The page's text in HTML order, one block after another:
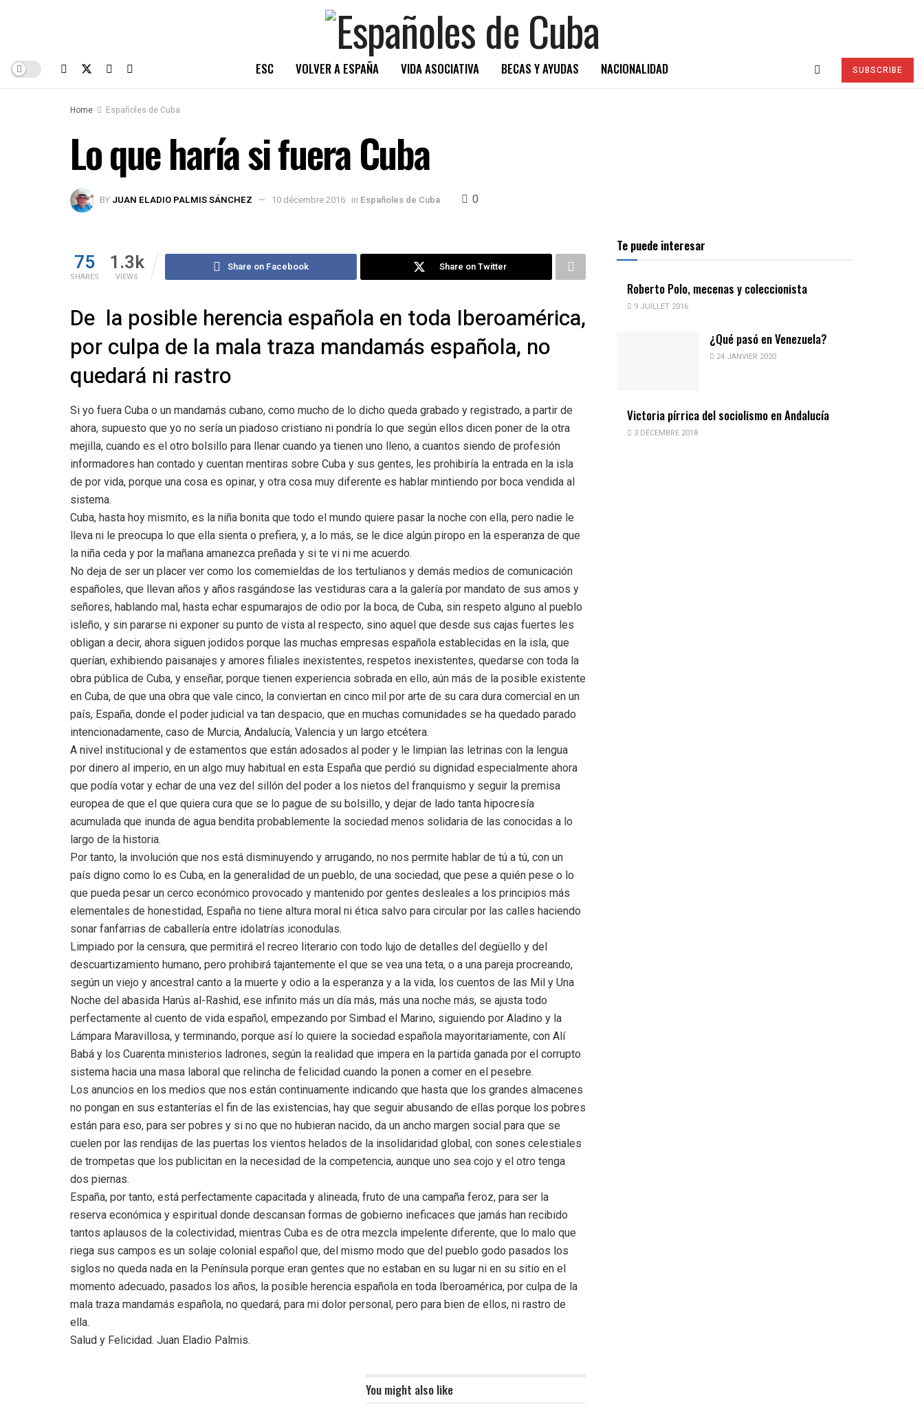
ESC VOLVER A ESPAÑA VIDA ASOCIATIVA BECAS Y AYUDAS NACIONALIDAD SUBSCRIBE
Home Españoles de Cuba
Lo que haría si fuera Cuba
BY JUAN ELADIO PALMIS SÁNCHEZ 10 décembre 2016 in Españoles de Cuba 0
75
SHARES
1.3k
VIEWS
Share on Facebook Share on Twitter
De la posible herencia española en toda Iberoamérica,
por culpa de la mala traza mandamás española, no
quedará ni rastro
Si yo fuera Cuba o un mandamás cubano, como mucho de lo dicho queda grabado y registrado, a partir de
ahora, supuesto que yo no sería un piadoso cristiano ni pondría lo que según ellos dicen poner de la otra
mejilla, cuando es el otro bolsillo para llenar cuando ya tienen uno lleno, a cuantos siendo de profesión
informadores han contado y cuentan mentiras sobre Cuba y sus gentes, les prohibiría la entrada en la isla
de por vida, porque una cosa es opinar, y otra cosa muy diferente es hablar mintiendo por boca vendida al
sistema.
Cuba, hasta hoy mismito, es la niña bonita que todo el mundo quiere pasar la noche con ella, pero nadie le
lleva ni le preocupa lo que ella sienta o prefiera, y, a lo más, se le dice algún piropo en la esperanza de que
la niña ceda y por la mañana amanezca preñada y si te vi ni me acuerdo.
No deja de ser un placer ver como los comemieldas de los tertulianos y demás medios de comunicación
españoles, que llevan años y años rasgándose las vestiduras cara a la galería por mandato de sus amos y
señores, hablando mal, hasta echar espumarajos de odio por la boca, de Cuba, sin respeto alguno al pueblo
isleño, y sin pararse ni exponer su punto de vista al respecto, sino aquel que desde sus cajas fuertes les
obligan a decir, ahora siguen jodidos porque las muchas empresas española establecidas en la isla, que
querían, exhibiendo paisanajes y amores filiales inexistentes, respetos inexistentes, quedarse con toda la
obra pública de Cuba, y enseñar, porque tienen experiencia sobrada en ello, aún más de la posible existente
en Cuba, de que una obra que vale cinco, la conviertan en cinco mil por arte de su cara dura comercial en un
país, España, donde el poder judicial va tan despacio, que en muchas comunidades se ha quedado parado
intencionadamente, caso de Murcia, Andalucía, Valencia y un largo etcétera.
A nivel institucional y de estamentos que están adosados al poder y le limpian las letrinas con la lengua
por dinero al imperio, en un algo muy habitual en esta España que perdió su dignidad especialmente ahora
que podía votar y echar de una vez del sillón del poder a los nietos del franquismo y seguir la premisa
europea de que el que quiera cura que se lo pague de su bolsillo, y dejar de lado tanta hipocresía
acumulada que inunda de agua bendita probablemente la sociedad menos solidaria de las conocidas a lo
largo de la historia.
Por tanto, la involución que nos está disminuyendo y arrugando, no nos permite hablar de tú a tú, con un
país digno como lo es Cuba, en la generalidad de un pueblo, de una sociedad, que pese a quién pese o lo
que pueda pesar un cerco económico provocado y mantenido por gentes desleales a los principios más
elementales de honestidad, España no tiene altura moral ni ética salvo para circular por las calles haciendo
sonar fanfarrias de caballería entre idolatrías iconodulas.
Limpiado por la censura, que permitirá el recreo literario con todo lujo de detalles del degüello y del
descuartizamiento humano, pero prohibirá tajantemente el que se vea una teta, o a una pareja procreando,
según un viejo y ancestral canto a la muerte y odio a la esperanza y a la vida, los cuentos de las Mil y Una
Noche del abasida Harús al-Rashid, ese infinito más un día más, más una noche más, se ajusta todo
perfectamente al cuento de vida español, empezando por Simbad el Marino, siguiendo por Aladino y la
Lámpara Maravillosa, y terminando, porque así lo quiere la sociedad española mayoritariamente, con Alí
Babá y los Cuarenta ministerios ladrones, según la realidad que impera en la partida ganada por el corrupto
sistema hacia una masa laboral que relincha de felicidad cuando la ponen a comer en el pesebre.
Los anuncios en los medios que nos están continuamente indicando que hasta que los grandes almacenes
no pongan en sus estanterías el fin de las existencias, hay que seguir abusando de ellas porque los pobres
están para eso, para ser pobres y si no que no hubieran nacido, da un ancho margen social para que se
cuelen por las rendijas de las puertas los vientos helados de la insolidaridad global, con sones celestiales
de trompetas que los publicitan en la necesidad de la competencia, aunque uno sea cojo y el otro tenga
dos piernas.
España, por tanto, está perfectamente capacitada y alineada, fruto de una campaña feroz, para ser la
reserva económica y espiritual donde descansan formas de gobierno ineficaces que jamás han recibido
tantos aplausos de la colectividad, mientras Cuba es de otra mezcla impelente diferente, que lo malo que
riega sus campos es un solaje colonial español que, del mismo modo que del pueblo godo pasados los
siglos no queda nada en la Península porque eran gentes que no estaban en su lugar ni en su sitio en el
momento adecuado, pasados los años, la posible herencia española en toda Iberoamérica, por culpa de la
mala traza mandamás española, no quedará, para mi dolor personal, pero para bien de ellos, ni rastro de
ella.
Salud y Felicidad. Juan Eladio Palmis.
You might also like
Te puede interesar
Roberto Polo, mecenas y coleccionista
9 JUILLET 2016
¿Qué pasó en Venezuela?
24 JANVIER 2020
Victoria pírrica del sociolismo en Andalucía
3 DÉCEMBRE 2018